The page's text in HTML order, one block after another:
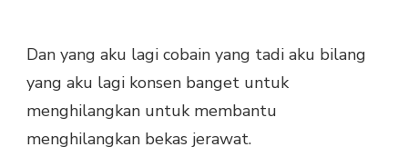
Dan yang aku lagi cobain yang tadi aku bilang
yang aku lagi konsen banget untuk
menghilangkan untuk membantu
menghilangkan bekas jerawat.